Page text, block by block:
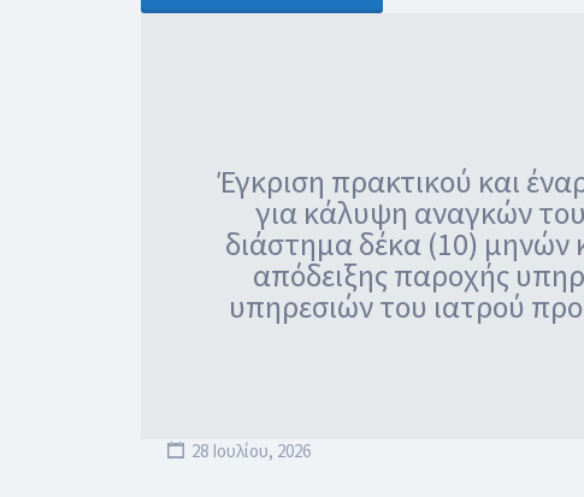
Έγκριση πρακτικού και
για κάλυψη αναγκών
διάστημα δέκα (10) μηνών
απόδειξης παροχής
υπηρεσιών του ιατρού
28 Ιουλίου, 2026